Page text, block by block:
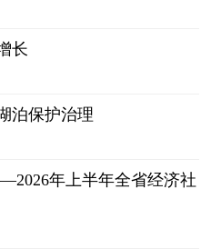
长
泊保护治理
年上半年全省经济社